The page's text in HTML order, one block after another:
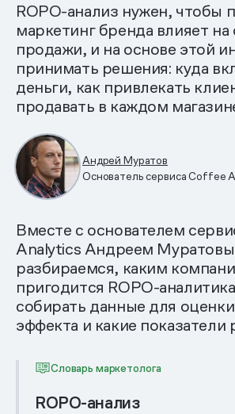
ROPO-анализ нужен, чтобы
маркетинг бренда влияет
продажи, и на основе этой
принимать решения: куда
деньги, как привлекать
продавать в каждом
Андрей Муратов
Основатель сервиса Coffee
Вместе с основателем
Analytics Андреем
разбираемся, каким
пригодится ROPO-
собирать данные для
эффекта и какие показатели
Словарь маркетолога
ROPO-анализ